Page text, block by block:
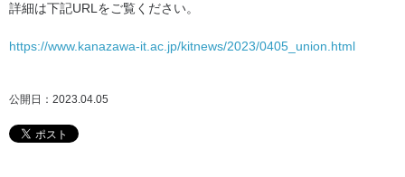
詳細は下記URLをご覧ください。
https://www.kanazawa-it.ac.jp/kitnews/2023/0405_union.html
公開日：2023.04.05